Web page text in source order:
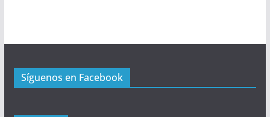
Síguenos en Facebook